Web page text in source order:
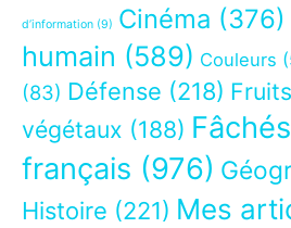
d’information (9) Cinéma (376)
humain (589) Couleurs
(83) Défense (218)
végétaux (188)
français (976)
Histoire (221) Mes